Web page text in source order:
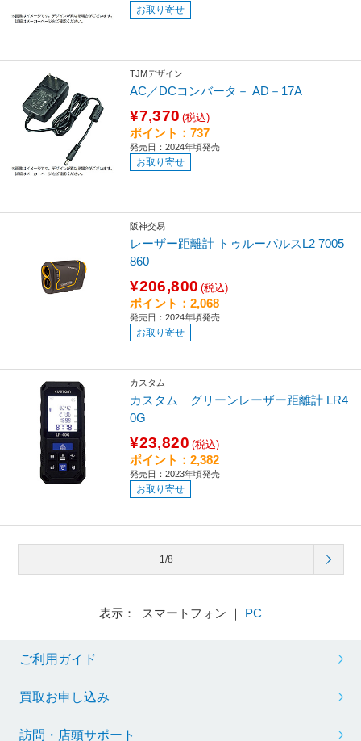
お取り寄せ
TJMデザイン
AC／DCコンバータ－ AD－17A
¥7,370 (税込)
ポイント：737
発売日：2024年頃発売
お取り寄せ
阪神交易
レーザー距離計 トゥルーパルスL2 7005
860
¥206,800 (税込)
ポイント：2,068
発売日：2024年頃発売
お取り寄せ
カスタム
カスタム グリーンレーザー距離計 LR4
0G
¥23,820 (税込)
ポイント：2,382
発売日：2023年頃発売
お取り寄せ
1/8
表示： スマートフォン ｜ PC
ご利用ガイド
買取お申し込み
訪問・店頭サポート